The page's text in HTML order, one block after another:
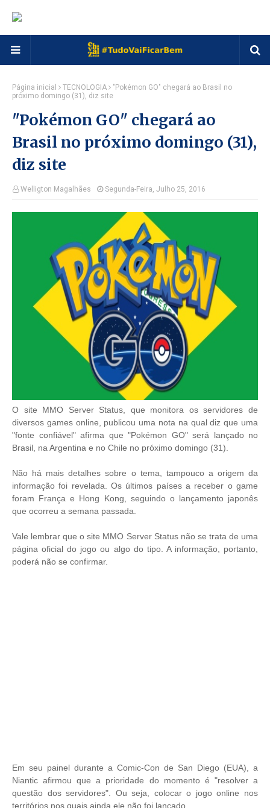
Página inicial TECNOLOGIA
"Pokémon GO" chegará ao Brasil no
próximo domingo (31), diz site
"Pokémon GO" chegará ao
Brasil no próximo domingo (31),
diz site
Welligton Magalhães Segunda-Feira, Julho 25, 2016
O site MMO Server Status, que monitora os servidores de
diversos games online, publicou uma nota na qual diz que uma
"fonte confiável" afirma que "Pokémon GO" será lançado no
Brasil, na Argentina e no Chile no próximo domingo (31).
Não há mais detalhes sobre o tema, tampouco a origem da
informação foi revelada. Os últimos países a receber o game
foram França e Hong Kong, seguindo o lançamento japonês
que ocorreu a semana passada.
Vale lembrar que o site MMO Server Status não se trata de uma
página oficial do jogo ou algo do tipo. A informação, portanto,
poderá não se confirmar.
Em seu painel durante a Comic-Con de San Diego (EUA), a
Niantic afirmou que a prioridade do momento é "resolver a
questão dos servidores". Ou seja, colocar o jogo online nos
territórios nos quais ainda ele não foi lançado.